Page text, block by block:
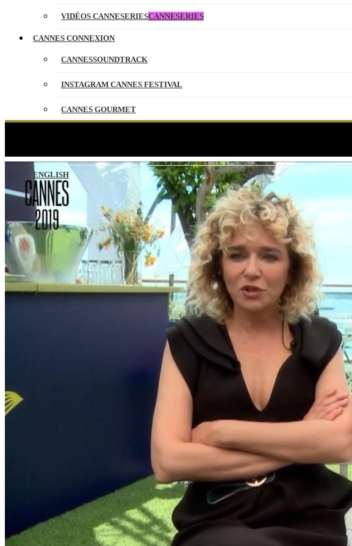
VIDÉOS CANNESERIESCANNESERIES
CANNES CONNEXION
CANNESSOUNDTRACK
INSTAGRAM CANNES FESTIVAL
CANNES GOURMET
ENGLISH